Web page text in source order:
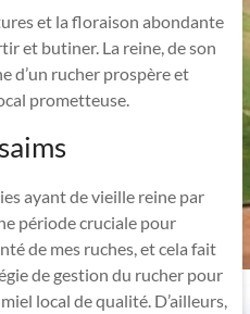
et la floraison abondante
et butiner. La reine, de son
d’un rucher prospère et
prometteuse.
ayant de vieille reine par
période cruciale pour
de mes ruches, et cela fait
de gestion du rucher pour
local de qualité. D’ailleurs,